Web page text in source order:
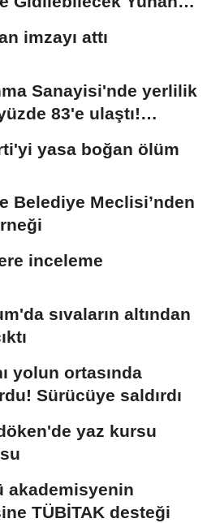
imzayı attı
Sanayisi'nde yerlilik
83'e ulaştı!
da...
yasa boğan ölüm
Belediye Meclisi’nden
inceleme
sıvaların altından
yolun ortasında
Sürücüye saldırdı
yaz kursu
akademisyenin
TÜBİTAK desteği